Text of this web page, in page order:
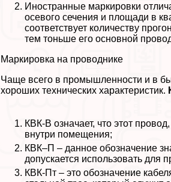
Иностранные маркировки
осевого сечения и площади в
соответствует количеству
тем тоньше его основной
Маркировка на проводнике
Чаще всего в промышленности и в
хороших технических хаpaктеристик.
КВК-В означает, что этот
внутри помещения;
КВК–П – данное обозначение
допускается использовать для
КВК-Пт – это обозначение